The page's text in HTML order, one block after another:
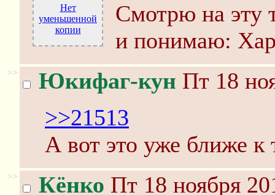
Нет
уменьшенной
копии
Смотрю на эту
и понимаю:
>> Юкифаг-кун Пт 18
>>21513
А вот это уже ближе к
>> Кёнко Пт 18 ноября